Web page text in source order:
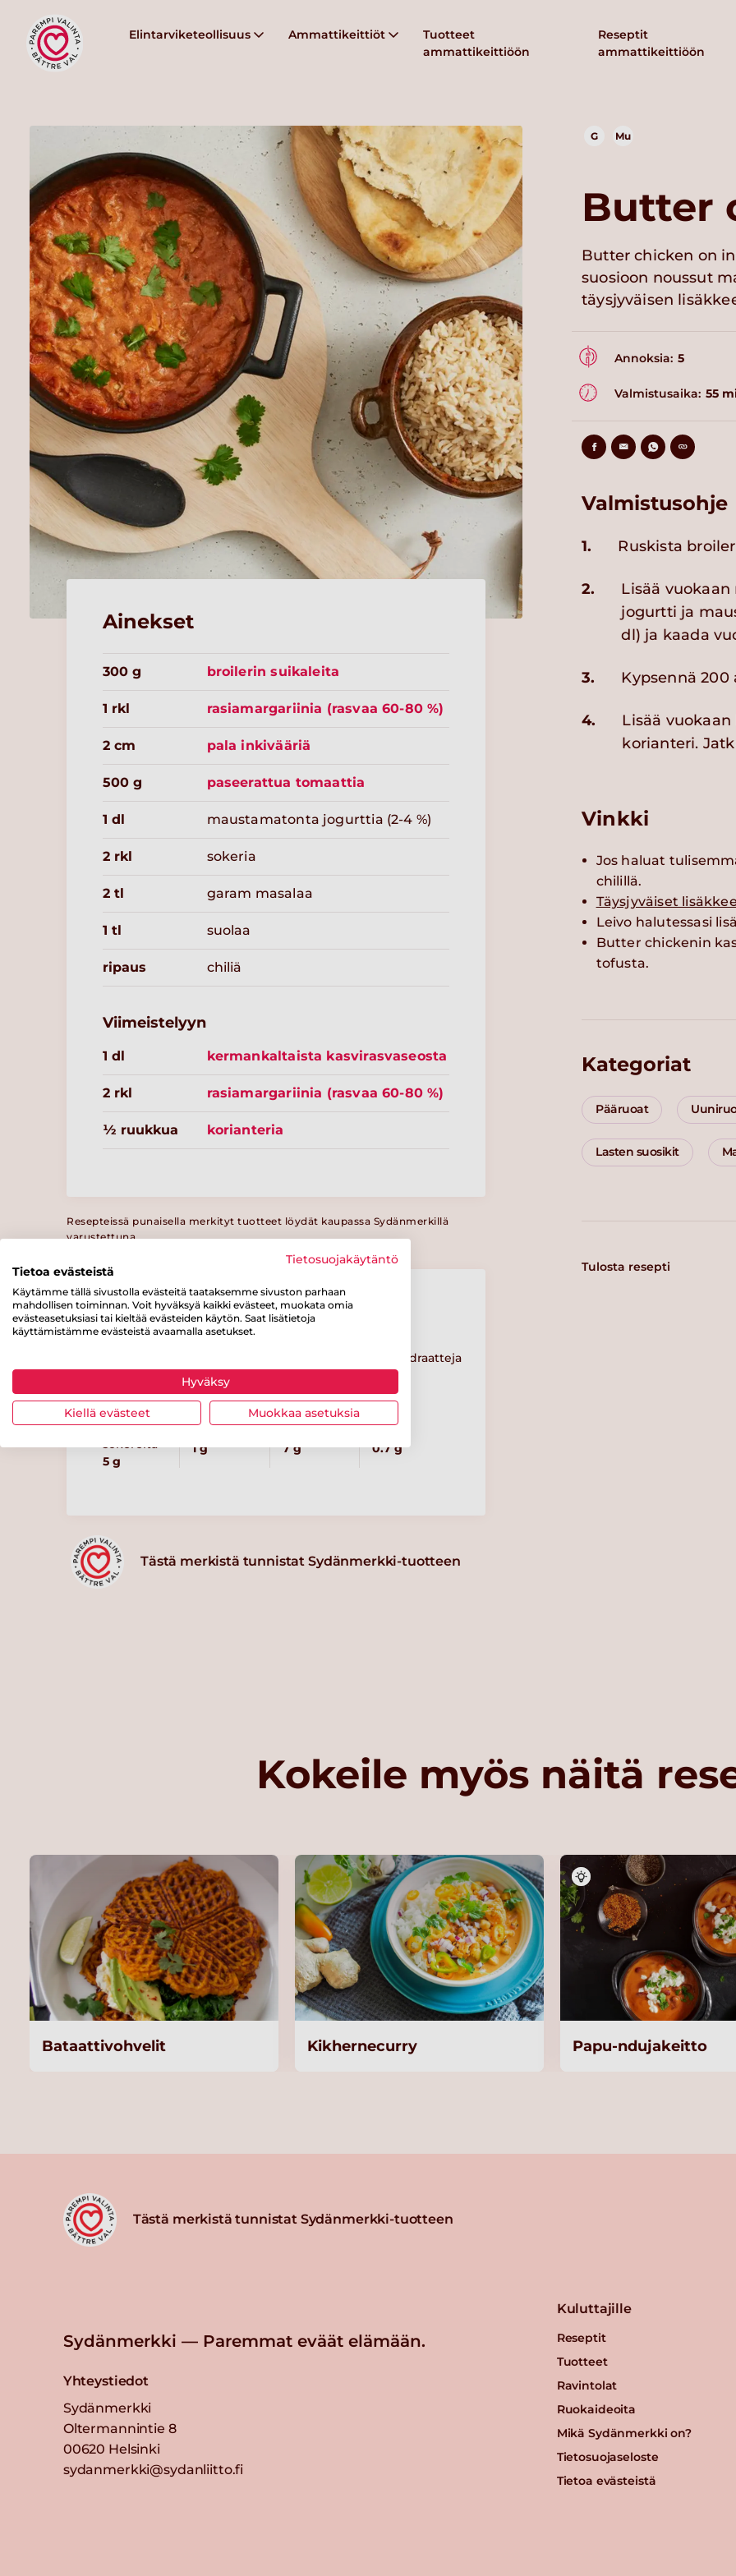
Elintarviketeollisuus Ammattikeittiöt
Tuotteet
ammattikeittiöön
Reseptit
ammattikeittiöön
Ainekset
300 g broilerin suikaleita
1 rkl rasiamargariinia (rasvaa 60-80 %)
2 cm pala inkivääriä
500 g paseerattua tomaattia
1 dl maustamatonta jogurttia (2-4 %)
2 rkl sokeria
2 tl garam masalaa
1 tl suolaa
ripaus chiliä
Viimeistelyyn
1 dl kermankaltaista kasvirasvaseosta
2 rkl rasiamargariinia (rasvaa 60-80 %)
½ ruukkua korianteria
Resepteissä punaisella merkityt tuotteet löydät kaupassa Sydänmerkillä
varustettuna.
Ravintosisältö/ 100 g
5 g
tyydyttynyttä
1.6 g
Hiilihydraatteja
sokereita
5 g
1 g
7 g
0.7 g
Tästä merkistä tunnistat Sydänmerkki-tuotteen
G Mu
Butter
Butter chicken on
suosioon noussut
täysjyväisen
Annoksia: 5
Valmistusaika: 55
Valmistusohje
1. Ruskista
2.
Lisää
jogurtti ja
dl) ja kaada
3. Kypsennä
4.
Lisää
korianteri.
Vinkki
Jos haluat
chilillä.
Täysjyväiset
Leivo halutessasi
Butter chickenin
tofusta.
Kategoriat
Pääruoat
Lasten suosikit
Tulosta resepti
Kokeile myös näitä
Bataattivohvelit Kikhernecurry Papu-ndujakeitto
Tästä merkistä tunnistat Sydänmerkki-tuotteen
Sydänmerkki — Paremmat eväät elämään.
Yhteystiedot
Sydänmerkki
Oltermannintie 8
00620 Helsinki
sydanmerkki@sydanliitto.fi
Kuluttajille
Reseptit
Tuotteet
Ravintolat
Ruokaideoita
Mikä Sydänmerkki on?
Tietosuojaseloste
Tietoa evästeistä
Tietosuojakäytäntö
Tietoa evästeistä
Käytämme tällä sivustolla evästeitä taataksemme sivuston parhaan
mahdollisen toiminnan. Voit hyväksyä kaikki evästeet, muokata omia
evästeasetuksiasi tai kieltää evästeiden käytön. Saat lisätietoja
käyttämistämme evästeistä avaamalla asetukset.
Hyväksy
Kiellä evästeet Muokkaa asetuksia